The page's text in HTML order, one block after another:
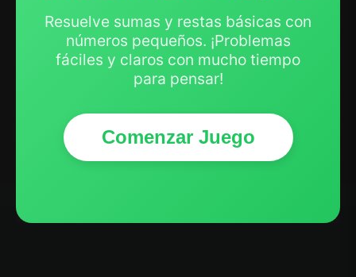
Resuelve sumas y restas básicas con
números pequeños. ¡Problemas
fáciles y claros con mucho tiempo
para pensar!
Comenzar Juego